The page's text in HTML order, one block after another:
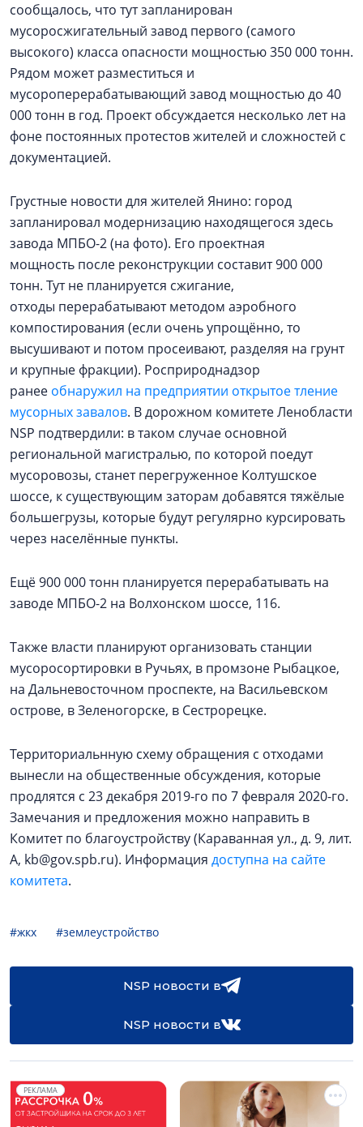
сообщалось, что тут запланирован
мусоросжигательный завод первого (самого
высокого) класса опасности мощностью 350 000 тонн.
Рядом может разместиться и
мусороперерабатывающий завод мощностью до 40
000 тонн в год. Проект обсуждается несколько лет на
фоне постоянных протестов жителей и сложностей с
документацией.
Грустные новости для жителей Янино: город
запланировал модернизацию находящегося здесь
завода МПБО-2 (на фото). Его проектная
мощность после реконструкции составит 900 000
тонн. Тут не планируется сжигание,
отходы перерабатывают методом аэробного
компостирования (если очень упрощённо, то
высушивают и потом просеивают, разделяя на грунт
и крупные фракции). Росприроднадзор
ранее обнаружил на предприятии открытое тление
мусорных завалов. В дорожном комитете Ленобласти
NSP подтвердили: в таком случае основной
региональной магистралью, по которой поедут
мусоровозы, станет перегруженное Колтушское
шоссе, к существующим заторам добавятся тяжёлые
большегрузы, которые будут регулярно курсировать
через населённые пункты.
Ещё 900 000 тонн планируется перерабатывать на
заводе МПБО-2 на Волхонском шоссе, 116.
Также власти планируют организовать станции
мусоросортировки в Ручьях, в промзоне Рыбацкое,
на Дальневосточном проспекте, на Васильевском
острове, в Зеленогорске, в Сестрорецке.
Территориальнную схему обращения с отходами
вынесли на общественные обсуждения, которые
продлятся с 23 декабря 2019-го по 7 февраля 2020-го.
Замечания и предложения можно направить в
Комитет по благоустройству (Караванная ул., д. 9, лит.
А, kb@gov.spb.ru). Информация доступна на сайте
комитета.
#жкх #землеустройство
NSP новости в
NSP новости в
РЕКЛАМА